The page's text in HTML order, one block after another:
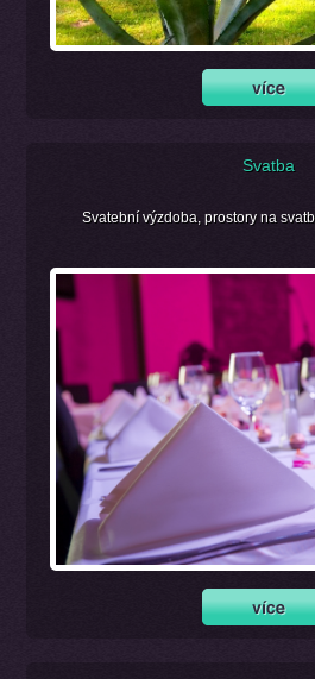
Svatba
Svatební výzdoba, prostory na